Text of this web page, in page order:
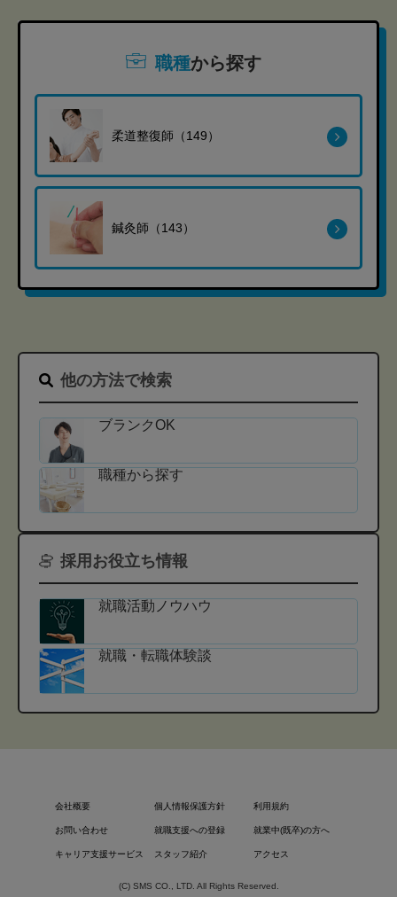
職種から探す
柔道整復師（149）
鍼灸師（143）
他の方法で検索
ブランクOK
職種から探す
採用お役立ち情報
就職活動ノウハウ
就職・転職体験談
会社概要 個人情報保護方針 利用規約
お問い合わせ 就職支援への登録 就業中(既卒)の方へ
キャリア支援サービス スタッフ紹介 アクセス
(C) SMS CO., LTD. All Rights Reserved.